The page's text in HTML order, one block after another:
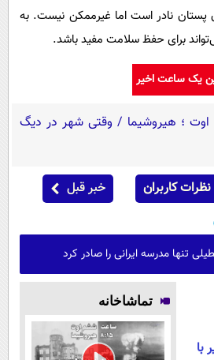
سرطان پستان نادر است اما غیرممکن نیست. به
برای حفظ سلامت مفید باشد.
یک ساعت اخیر
ششم اوت ؛ هیروشیما / وقتی شهر در دیگ
نظرات کاربران خبر قبل
تنها مدرسه ایرانی را صادر کرد
با
تماشاخانه